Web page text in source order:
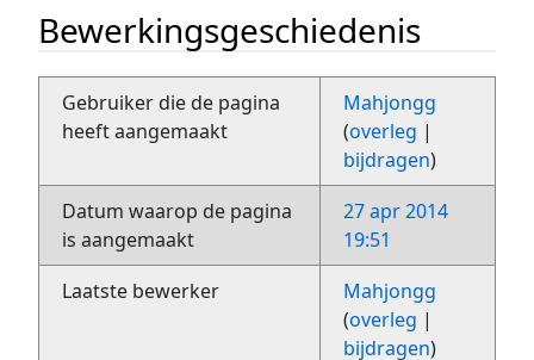
Bewerkingsgeschiedenis
Gebruiker die de pagina
heeft aangemaakt
Mahjongg
(overleg |
bijdragen)
Datum waarop de pagina
is aangemaakt
27 apr 2014
19:51
Laatste bewerker
Mahjongg
(overleg |
bijdragen)